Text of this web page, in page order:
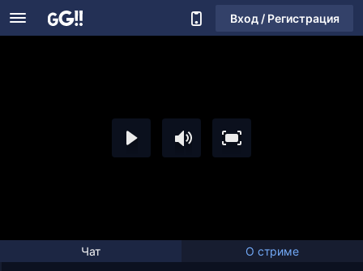
Вход / Регистрация
Чат О стриме